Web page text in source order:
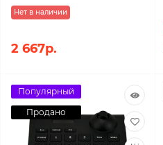
Нет в наличии
2 667р.
Популярный
Продано